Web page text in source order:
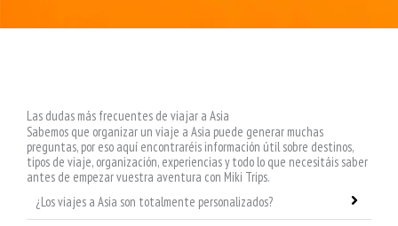
Las dudas más frecuentes de viajar a Asia
Sabemos que organizar un viaje a Asia puede generar muchas
preguntas, por eso aquí encontraréis información útil sobre destinos,
tipos de viaje, organización, experiencias y todo lo que necesitáis saber
antes de empezar vuestra aventura con Miki Trips.
¿Los viajes a Asia son totalmente personalizados?